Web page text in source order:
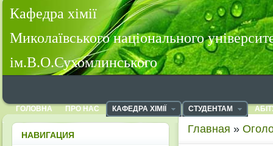
Кафедра хімії
Миколаївського національного
ім.В.О.Сухомлинського
ГОЛОВНА ПРО НАС КАФЕДРА ХІМІЇ СТУДЕНТАМ
Главная »
НАВИГАЦИЯ